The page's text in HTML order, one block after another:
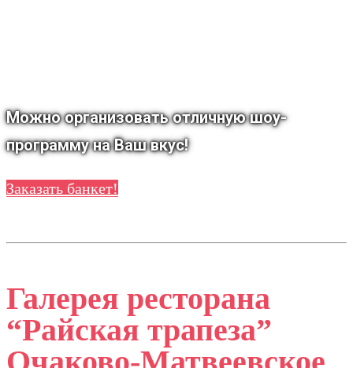
Можно организовать отличную шоу-
программу на Ваш вкус!
Заказать банкет!
Галерея ресторана
“Райская трапеза”